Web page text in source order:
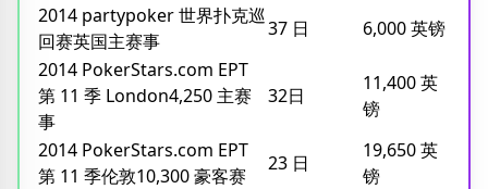
2014 partypoker 世界扑克巡
回赛英国主赛事
37 日
6,000 英镑
2014 PokerStars.com EPT
第 11 季 London4,250 主赛
事
32日
11,400 英
镑
2014 PokerStars.com EPT
第 11 季伦敦10,300 豪客赛
23 日
19,650 英
镑